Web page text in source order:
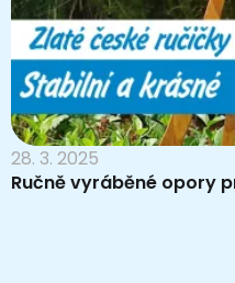
28. 3. 2025
Ručně vyráběné opory